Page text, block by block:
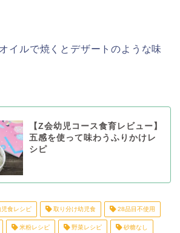
イルで焼くとデザートのような味
【Z会幼児コース食育レビュー】
五感を使って味わうふりかけレ
シピ
食レシピ 取り分け幼児食 28品目不使用
米粉レシピ 野菜レシピ 砂糖なし